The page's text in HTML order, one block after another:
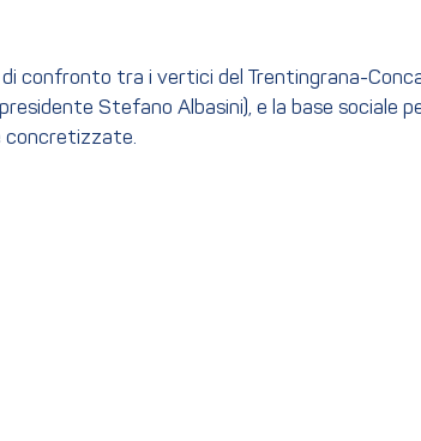
confronto tra i vertici del Trentingrana-
Stefano Albasini), e la base sociale
concretizzate.